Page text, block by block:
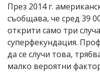
През 2014 г.
съобщава, че сред 39
открити само три
суперфекундация.
да се случи това,
малко вероятни